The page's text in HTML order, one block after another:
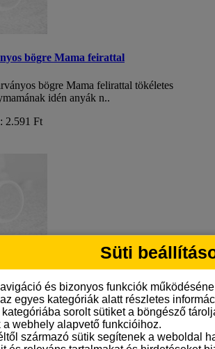
bögre Mama feirattal
bögre Mama felirattal tökéletes
idén anyák n..
2.591 Ft
bögre Mama feirattal
bögre Mama felirattal tökéletes
idén anyák n..
2.591 Ft
Süti
és bizonyos funkciók
egyes kategóriák alatt részletes
sorolt sütiket a böngésző
webhely alapvető funkcióihoz.
származó sütik segítenek a weboldal